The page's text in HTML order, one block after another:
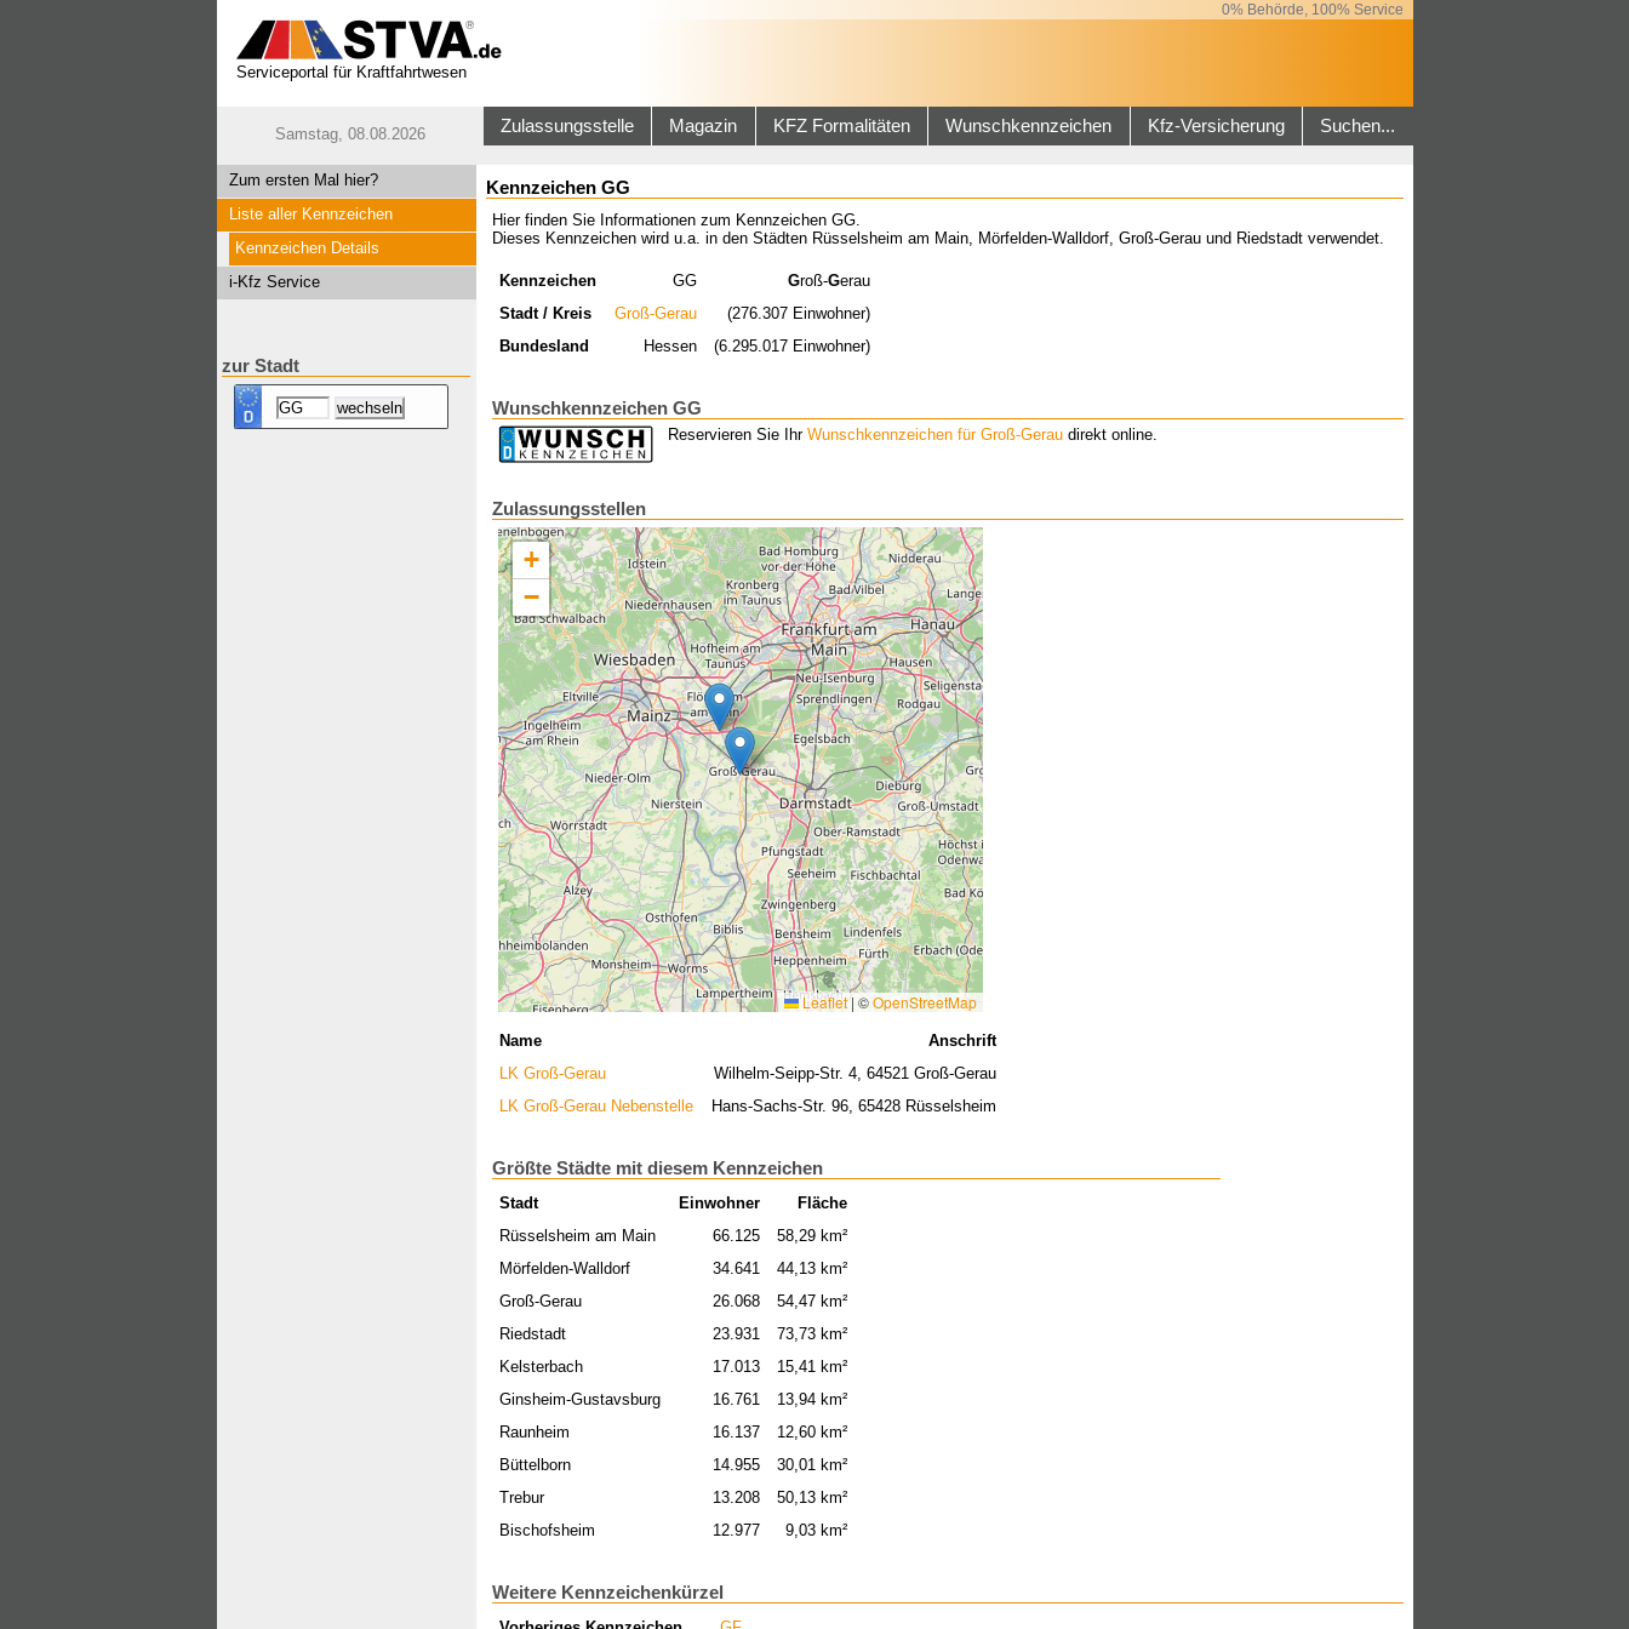
0% Behörde, 100% Service
Serviceportal für Kraftfahrtwesen
Samstag, 08.08.2026 Zulassungsstelle Magazin KFZ Formalitäten Wunschkennzeichen Kfz-Versicherung Suchen...
Zum ersten Mal hier?
Liste aller Kennzeichen
Kennzeichen Details
i-Kfz Service
zur Stadt
Kennzeichen GG
Hier finden Sie Informationen zum Kennzeichen GG.
Dieses Kennzeichen wird u.a. in den Städten Rüsselsheim am Main, Mörfelden-Walldorf, Groß-Gerau und Riedstadt verwendet.
Kennzeichen GG Groß-Gerau
Stadt / Kreis
Groß-Gerau
(276.307 Einwohner)
Bundesland
Hessen (6.295.017 Einwohner)
Wunschkennzeichen GG
Reservieren Sie Ihr Wunschkennzeichen für Groß-Geraudirekt online.
Zulassungsstellen
+
−
Leaflet | ©OpenStreetMap
Name
Anschrift
LK Groß-Gerau
Wilhelm-Seipp-Str. 4, 64521 Groß-Gerau
LK Groß-Gerau Nebenstelle
Hans-Sachs-Str. 96, 65428 Rüsselsheim
Größte Städte mit diesem Kennzeichen
Stadt Einwohner
Fläche
Rüsselsheim am Main
66.125
58,29 km²
Mörfelden-Walldorf
34.641
44,13 km²
Groß-Gerau
26.068
54,47 km²
Riedstadt
23.931
73,73 km²
Kelsterbach
17.013
15,41 km²
Ginsheim-Gustavsburg
16.761
13,94 km²
Raunheim
16.137
12,60 km²
Büttelborn
14.955
30,01 km²
Trebur
13.208
50,13 km²
Bischofsheim
12.977 9,03 km²
Weitere Kennzeichenkürzel